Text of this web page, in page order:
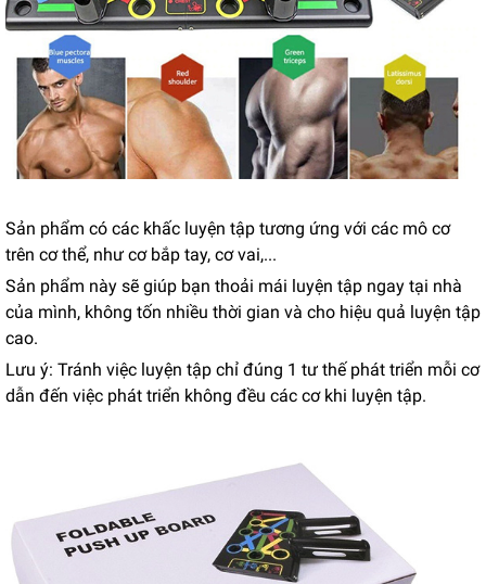
Sản phẩm có các khấc luyện tập tương ứng với các mô cơ
trên cơ thể, như cơ bắp tay, cơ vai,...
Sản phẩm này sẽ giúp bạn thoải mái luyện tập ngay tại nhà
của mình, không tốn nhiều thời gian và cho hiệu quả luyện tập
cao.
Lưu ý: Tránh việc luyện tập chỉ đúng 1 tư thế phát triển mỗi cơ
dẫn đến việc phát triển không đều các cơ khi luyện tập.